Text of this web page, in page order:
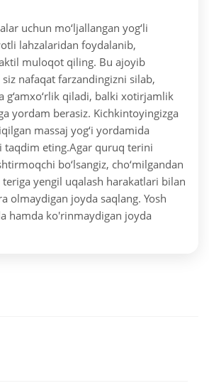
uchun mo‘ljallangan yog‘li
lahzalaridan foydalanib,
muloqot qiling. Bu ajoyib
nafaqat farzandingizni silab,
g‘amxo‘rlik qiladi, balki xotirjamlik
yordam berasiz. Kichkintoyingizga
massaj yog‘i yordamida
taqdim eting.Agar quruq terini
bo‘lsangiz, cho‘milgandan
teriga yengil uqalash harakatlari bilan
olmaydigan joyda saqlang. Yosh
hamda ko'rinmaydigan joyda